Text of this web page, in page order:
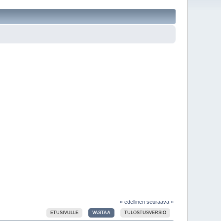
« edellinen seuraava »
ETUSIVULLE VASTAA TULOSTUSVERSIO